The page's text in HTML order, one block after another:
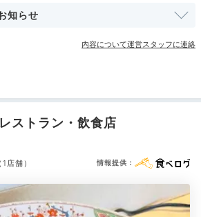
ッパ セーフティボックス
ーキャップ
くし・ブラシ
ト
知らせ
内容について運営スタッフに連絡
レストラン・飲食店
1店舗） 情報提供：